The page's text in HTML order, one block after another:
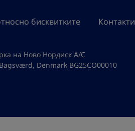
бисквитките Контакти
на Ново Нордиск А/C
Denmark BG25CO00010